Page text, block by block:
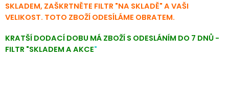
SKLADEM, ZAŠKRTNĚTE FILTR "NA SKLADĚ" A VAŠI
VELIKOST. TOTO ZBOŽÍ ODESÍLÁME OBRATEM.
KRATŠÍ DODACÍ DOBU MÁ ZBOŽÍ S ODESLÁNÍM DO 7 DNŮ -
FILTR "SKLADEM A AKCE"